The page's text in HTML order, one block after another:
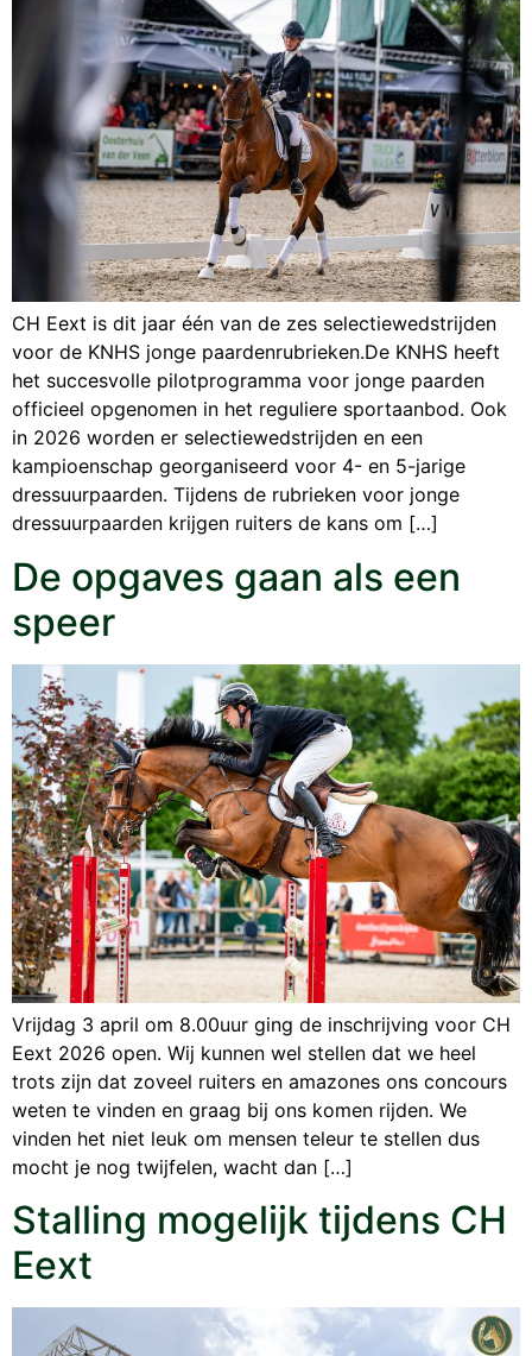
CH Eext is dit jaar één van de zes selectiewedstrijden
voor de KNHS jonge paardenrubrieken.De KNHS heeft
het succesvolle pilotprogramma voor jonge paarden
officieel opgenomen in het reguliere sportaanbod. Ook
in 2026 worden er selectiewedstrijden en een
kampioenschap georganiseerd voor 4- en 5-jarige
dressuurpaarden. Tijdens de rubrieken voor jonge
dressuurpaarden krijgen ruiters de kans om […]
De opgaves gaan als een
speer
Vrijdag 3 april om 8.00uur ging de inschrijving voor CH
Eext 2026 open. Wij kunnen wel stellen dat we heel
trots zijn dat zoveel ruiters en amazones ons concours
weten te vinden en graag bij ons komen rijden. We
vinden het niet leuk om mensen teleur te stellen dus
mocht je nog twijfelen, wacht dan […]
Stalling mogelijk tijdens CH
Eext